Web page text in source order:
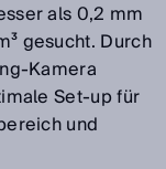
als 0,2 mm
gesucht. Durch
Kamera
Set-up für
und